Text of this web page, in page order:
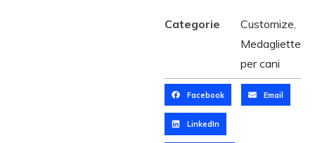
Categorie Customize
Medagliette
per cani
Facebook Email
LinkedIn